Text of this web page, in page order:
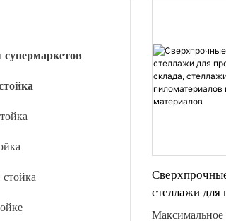
товаров
стеллажи
склада,
Максимальное